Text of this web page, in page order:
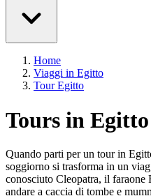
Home
Viaggi in Egitto
Tour Egitto
Tours in Egitto
Quando parti per un tour in
soggiorno si trasforma in un
conosciuto Cleopatra, il faraone
andare a caccia di tombe e